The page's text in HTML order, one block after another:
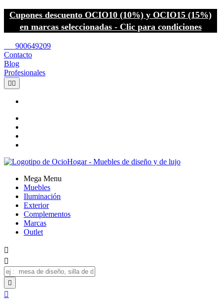
Cupones descuento OCIO10 (10%) y OCIO15 (15%)
en marcas seleccionadas - Clic para condiciones
900649209
Contacto
Blog
Profesionales
 
Mega Menu
Muebles
Iluminación
Exterior
Complementos
Marcas
Outlet



